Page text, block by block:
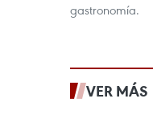
gastronomía.
VER MÁS